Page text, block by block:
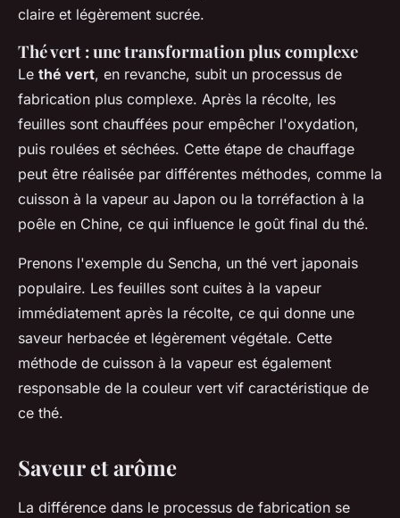
claire et légèrement sucrée.
Thé vert : une transformation plus complexe
Le thé vert, en revanche, subit un processus de
fabrication plus complexe. Après la récolte, les
feuilles sont chauffées pour empêcher l'oxydation,
puis roulées et séchées. Cette étape de chauffage
peut être réalisée par différentes méthodes, comme la
cuisson à la vapeur au Japon ou la torréfaction à la
poêle en Chine, ce qui influence le goût final du thé.
Prenons l'exemple du Sencha, un thé vert japonais
populaire. Les feuilles sont cuites à la vapeur
immédiatement après la récolte, ce qui donne une
saveur herbacée et légèrement végétale. Cette
méthode de cuisson à la vapeur est également
responsable de la couleur vert vif caractéristique de
ce thé.
Saveur et arôme
La différence dans le processus de fabrication se